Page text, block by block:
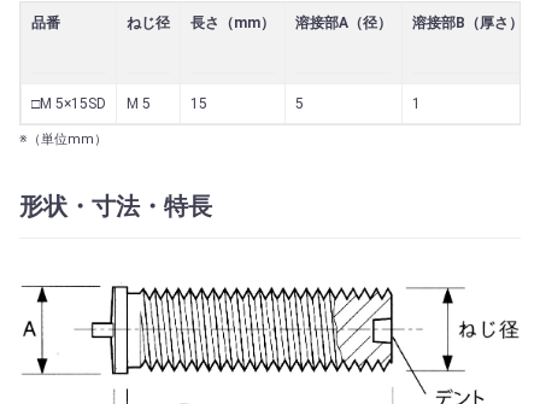
品番 ねじ径 長さ（mm） 溶接部A（径） 溶接部B（厚さ）
□M 5×15SD M 5 15 5 1
※（単位mm）
形状・寸法・特長